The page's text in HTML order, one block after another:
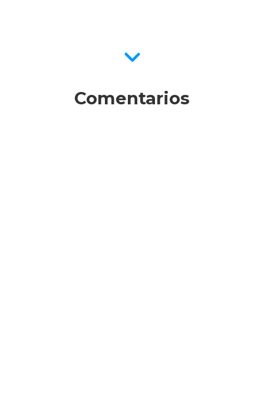
Comentarios